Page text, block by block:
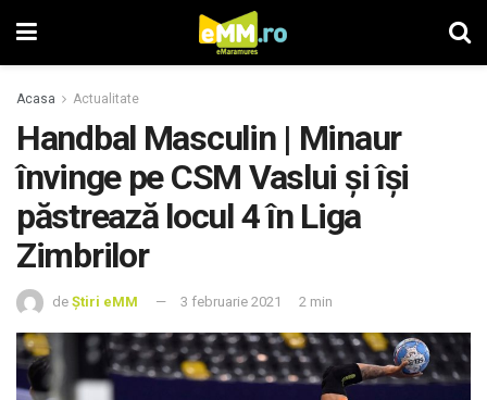
Acasa Actualitate
Handbal Masculin | Minaur
învinge pe CSM Vaslui și își
păstrează locul 4 în Liga
Zimbrilor
de Știri eMM 3 februarie 2021 2 min